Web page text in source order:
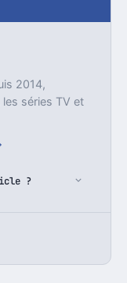
2014,
séries TV et
?